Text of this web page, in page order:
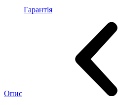
Гарантія
Опис